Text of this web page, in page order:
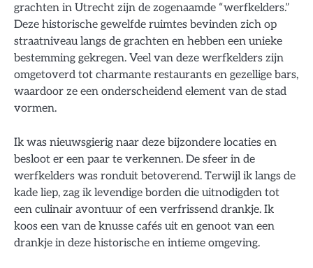
grachten in Utrecht zijn de zogenaamde “werfkelders.”
Deze historische gewelfde ruimtes bevinden zich op
straatniveau langs de grachten en hebben een unieke
bestemming gekregen. Veel van deze werfkelders zijn
omgetoverd tot charmante restaurants en gezellige bars,
waardoor ze een onderscheidend element van de stad
vormen.
Ik was nieuwsgierig naar deze bijzondere locaties en
besloot er een paar te verkennen. De sfeer in de
werfkelders was ronduit betoverend. Terwijl ik langs de
kade liep, zag ik levendige borden die uitnodigden tot
een culinair avontuur of een verfrissend drankje. Ik
koos een van de knusse cafés uit en genoot van een
drankje in deze historische en intieme omgeving.